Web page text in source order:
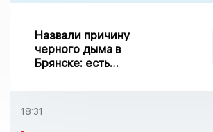
Назвали причину
черного дыма в
Брянске: есть
18:31